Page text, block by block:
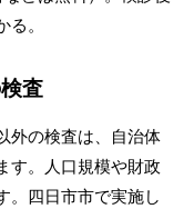
。
査
外の検査は、自治体
す。人口規模や財政
。四日市市で実施し